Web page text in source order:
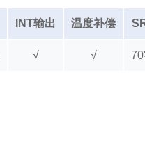
INT输出 温度补偿
√ √